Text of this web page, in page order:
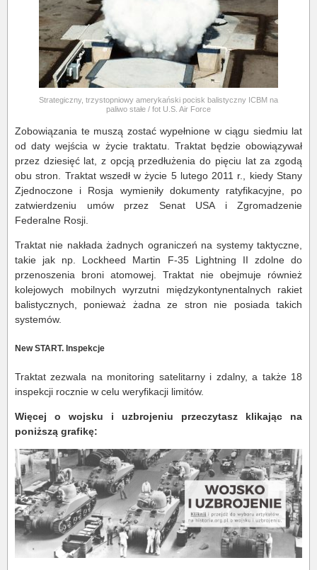
Strategiczny, trzystopniowy amerykański pocisk balistyczny ICBM na
paliwo stałe / fot U.S. Air Force
Zobowiązania te muszą zostać wypełnione w ciągu siedmiu lat
od daty wejścia w życie traktatu. Traktat będzie obowiązywał
przez dziesięć lat, z opcją przedłużenia do pięciu lat za zgodą
obu stron. Traktat wszedł w życie 5 lutego 2011 r., kiedy Stany
Zjednoczone i Rosja wymieniły dokumenty ratyfikacyjne, po
zatwierdzeniu umów przez Senat USA i Zgromadzenie
Federalne Rosji.
Traktat nie nakłada żadnych ograniczeń na systemy taktyczne,
takie jak np. Lockheed Martin F-35 Lightning II zdolne do
przenoszenia broni atomowej. Traktat nie obejmuje również
kolejowych mobilnych wyrzutni międzykontynentalnych rakiet
balistycznych, ponieważ żadna ze stron nie posiada takich
systemów.
New START. Inspekcje
Traktat zezwala na monitoring satelitarny i zdalny, a także 18
inspekcji rocznie w celu weryfikacji limitów.
Więcej o wojsku i uzbrojeniu przeczytasz klikając na
poniższą grafikę: